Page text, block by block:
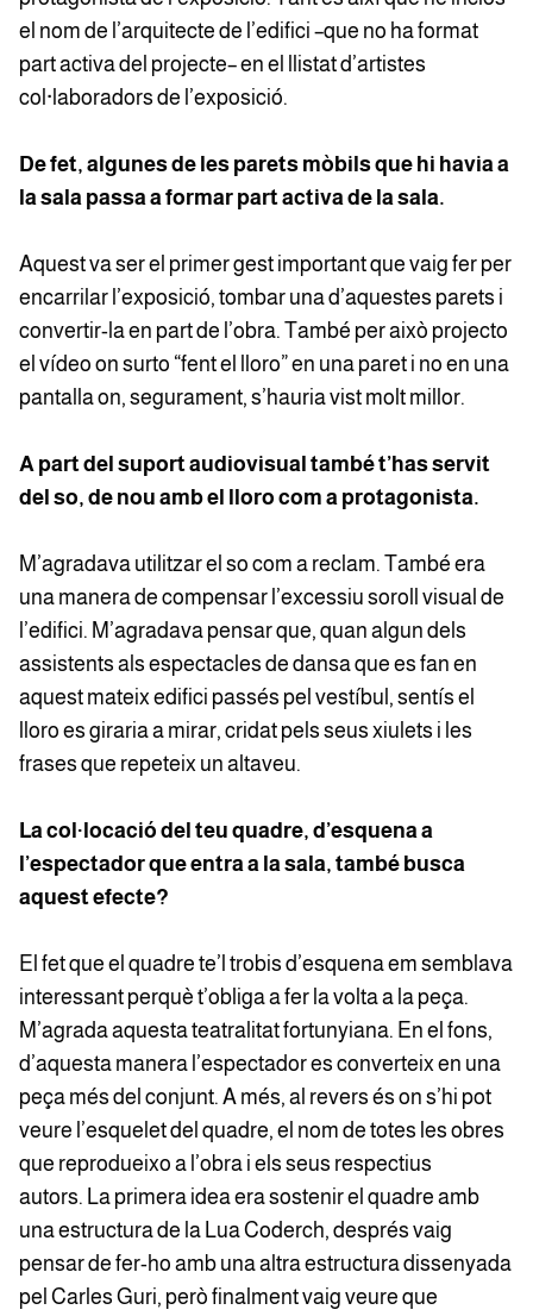
el nom de l’arquitecte de l’edifici –que no ha format
part activa del projecte– en el llistat d’artistes
col·laboradors de l’exposició.
De fet, algunes de les parets mòbils que hi havia a
la sala passa a formar part activa de la sala.
Aquest va ser el primer gest important que vaig fer per
encarrilar l’exposició, tombar una d’aquestes parets i
convertir-la en part de l’obra. També per això projecto
el vídeo on surto “fent el lloro” en una paret i no en una
pantalla on, segurament, s’hauria vist molt millor.
A part del suport audiovisual també t’has servit
del so, de nou amb el lloro com a protagonista.
M’agradava utilitzar el so com a reclam. També era
una manera de compensar l’excessiu soroll visual de
l’edifici. M’agradava pensar que, quan algun dels
assistents als espectacles de dansa que es fan en
aquest mateix edifici passés pel vestíbul, sentís el
lloro es giraria a mirar, cridat pels seus xiulets i les
frases que repeteix un altaveu.
La col·locació del teu quadre, d’esquena a
l’espectador que entra a la sala, també busca
aquest efecte?
El fet que el quadre te’l trobis d’esquena em semblava
interessant perquè t’obliga a fer la volta a la peça.
M’agrada aquesta teatralitat fortunyiana. En el fons,
d’aquesta manera l’espectador es converteix en una
peça més del conjunt. A més, al revers és on s’hi pot
veure l’esquelet del quadre, el nom de totes les obres
que reprodueixo a l’obra i els seus respectius
autors. La primera idea era sostenir el quadre amb
una estructura de la Lua Coderch, després vaig
pensar de fer-ho amb una altra estructura dissenyada
pel Carles Guri, però finalment vaig veure que